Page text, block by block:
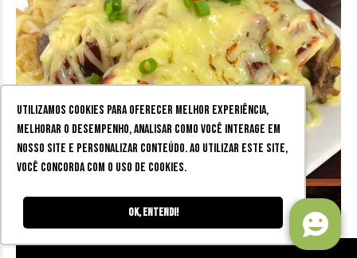
Utilizamos cookies para oferecer melhor experiência,
melhorar o desempenho, analisar como você interage em
nosso site e personalizar conteúdo. Ao utilizar este site,
você concorda com o uso de cookies.
Ok, entendi!